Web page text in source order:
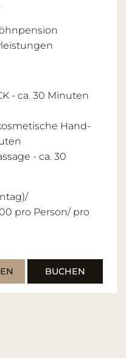
- ca. 30 Minuten
Hand-
- ca. 30
pro Person/ pro
BUCHEN